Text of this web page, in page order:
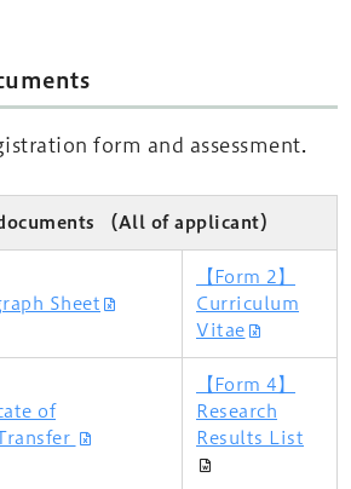
form and assessment.
（All of applicant）
Sheet
【Form 2】
Curriculum
Vitae
of
【Form 4】
Research
Results List